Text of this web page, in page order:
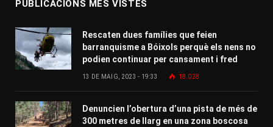
PUBLICACIONS MÉS VISTES
Rescaten dues famílies que feien
barranquisme a Bóixols perquè els nens no
podien continuar per cansament i fred
13 DE MAIG, 2023 - 19:33 18.028
Denuncien l’obertura d’una pista de més de
300 metres de llarg en una zona boscosa